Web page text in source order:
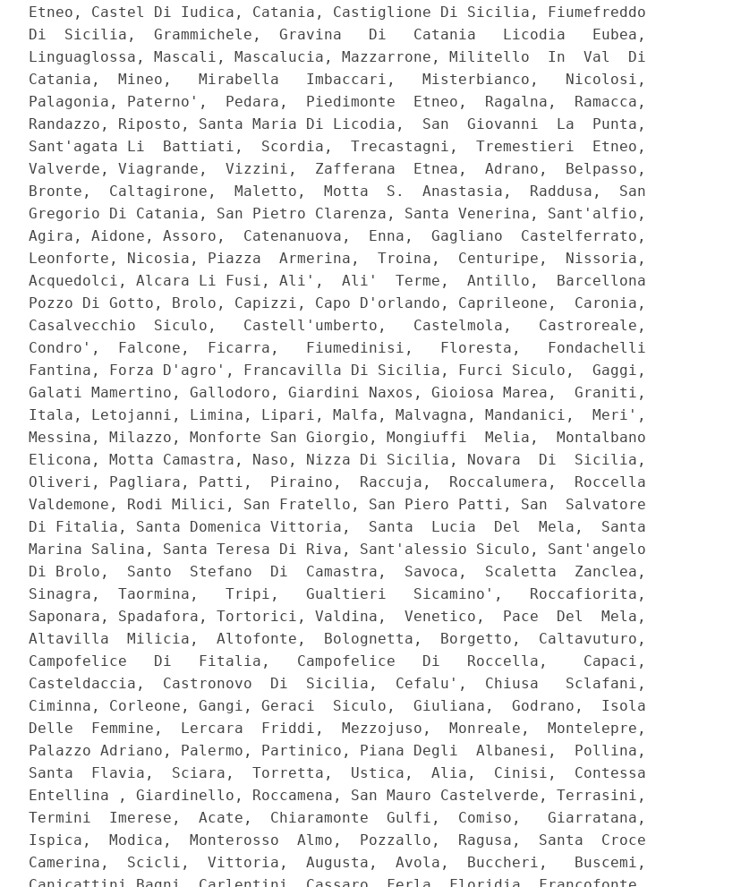
Etneo, Castel Di Iudica, Catania, Castiglione Di Sicilia, Fiumefreddo
Di  Sicilia,  Grammichele,  Gravina   Di   Catania   Licodia   Eubea,
Linguaglossa, Mascali, Mascalucia, Mazzarrone, Militello  In  Val  Di
Catania,  Mineo,   Mirabella   Imbaccari,   Misterbianco,   Nicolosi,
Palagonia, Paterno',  Pedara,  Piedimonte  Etneo,  Ragalna,  Ramacca,
Randazzo, Riposto, Santa Maria Di Licodia,  San  Giovanni  La  Punta,
Sant'agata Li  Battiati,  Scordia,  Trecastagni,  Tremestieri  Etneo,
Valverde, Viagrande,  Vizzini,  Zafferana  Etnea,  Adrano,  Belpasso,
Bronte,  Caltagirone,  Maletto,  Motta  S.  Anastasia,  Raddusa,  San
Gregorio Di Catania, San Pietro Clarenza, Santa Venerina, Sant'alfio,
Agira, Aidone, Assoro,  Catenanuova,  Enna,  Gagliano  Castelferrato,
Leonforte, Nicosia, Piazza  Armerina,  Troina,  Centuripe,  Nissoria,
Acquedolci, Alcara Li Fusi, Ali',  Ali'  Terme,  Antillo,  Barcellona
Pozzo Di Gotto, Brolo, Capizzi, Capo D'orlando, Caprileone,  Caronia,
Casalvecchio  Siculo,   Castell'umberto,   Castelmola,   Castroreale,
Condro',  Falcone,  Ficarra,   Fiumedinisi,   Floresta,   Fondachelli
Fantina, Forza D'agro', Francavilla Di Sicilia, Furci Siculo,  Gaggi,
Galati Mamertino, Gallodoro, Giardini Naxos, Gioiosa Marea,  Graniti,
Itala, Letojanni, Limina, Lipari, Malfa, Malvagna, Mandanici,  Meri',
Messina, Milazzo, Monforte San Giorgio, Mongiuffi  Melia,  Montalbano
Elicona, Motta Camastra, Naso, Nizza Di Sicilia, Novara  Di  Sicilia,
Oliveri, Pagliara, Patti,  Piraino,  Raccuja,  Roccalumera,  Roccella
Valdemone, Rodi Milici, San Fratello, San Piero Patti, San  Salvatore
Di Fitalia, Santa Domenica Vittoria,  Santa  Lucia  Del  Mela,  Santa
Marina Salina, Santa Teresa Di Riva, Sant'alessio Siculo, Sant'angelo
Di Brolo,  Santo  Stefano  Di  Camastra,  Savoca,  Scaletta  Zanclea,
Sinagra,  Taormina,   Tripi,   Gualtieri   Sicamino',   Roccafiorita,
Saponara, Spadafora, Tortorici, Valdina,  Venetico,  Pace  Del  Mela,
Altavilla  Milicia,  Altofonte,  Bolognetta,  Borgetto,  Caltavuturo,
Campofelice   Di   Fitalia,   Campofelice   Di   Roccella,    Capaci,
Casteldaccia,  Castronovo  Di  Sicilia,  Cefalu',  Chiusa   Sclafani,
Ciminna, Corleone, Gangi, Geraci  Siculo,  Giuliana,  Godrano,  Isola
Delle  Femmine,  Lercara  Friddi,  Mezzojuso,  Monreale,  Montelepre,
Palazzo Adriano, Palermo, Partinico, Piana Degli  Albanesi,  Pollina,
Santa  Flavia,  Sciara,  Torretta,  Ustica,  Alia,  Cinisi,  Contessa
Entellina , Giardinello, Roccamena, San Mauro Castelverde, Terrasini,
Termini  Imerese,  Acate,  Chiaramonte  Gulfi,  Comiso,   Giarratana,
Ispica,  Modica,  Monterosso  Almo,  Pozzallo,  Ragusa,  Santa  Croce
Camerina,  Scicli,  Vittoria,  Augusta,  Avola,  Buccheri,   Buscemi,